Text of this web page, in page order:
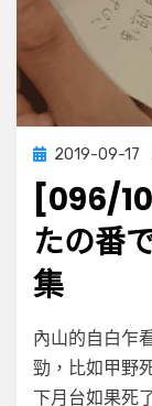
Posted
on
2019-09-17
[096/
たの番
集
by小云
Leave a
內山的自白乍
勁，比如甲野
下月台如果死